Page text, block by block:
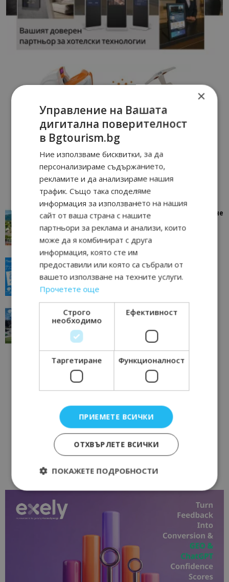
“Пощенска картичка от…”: Петрич – Изживяване
отвъд очакваното
11/07/2026 11:22
“Пощенска картичка от…”: Пловдив, градът на
“Пощенска картичка от…”: Перник – град на
традициите, културата и вдъхновяващите...
Перник
×
Управление на Вашата
дигитална поверителност
в Bgtourism.bg
Ние използваме бисквитки, за да
персонализираме съдържанието,
рекламите и да анализираме нашия
трафик. Също така споделяме
информация за използването на нашия
сайт от ваша страна с нашите
партньори за реклама и анализи, които
може да я комбинират с друга
информация, която сте им
предоставили или която са събрали от
вашето използване на техните услуги.
Прочетете още
Строго
необходимо
Ефективност
Таргетиране Функционалност
ПРИЕМЕТЕ ВСИЧКИ
ОТХВЪРЛЕТЕ ВСИЧКИ
ПОКАЖЕТЕ ПОДРОБНОСТИ
Строго необходимо
Строго необходимите бисквитки позволяват
основната функционалност на уебсайта, като
потребителско влизане и управление на
акаунта. Уебсайтът не може да се използва